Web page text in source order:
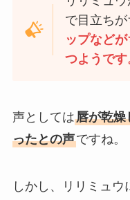
で目立ち
ップなど
つようです
声としては唇が乾燥
ったとの声ですね。
しかし、リリミュウ